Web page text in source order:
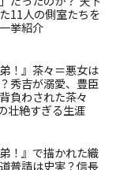
11人の側室たちを
挙紹介
弟！』茶々＝悪女は
秀吉が溺愛、豊臣
負わされた茶々
壮絶すぎる生涯
弟！』で描かれた織
普請は史実？信長